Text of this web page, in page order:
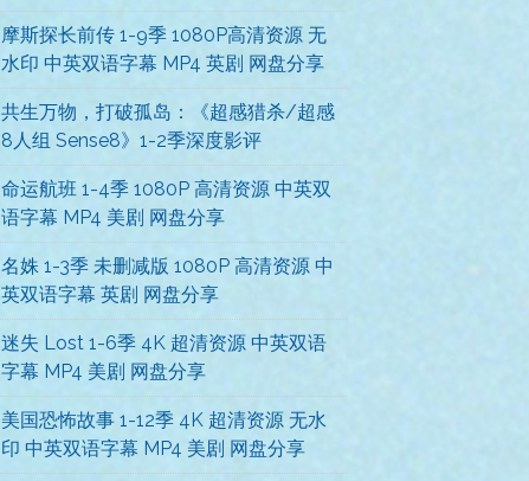
摩斯探长前传 1-9季 1080P高清资源 无
水印 中英双语字幕 MP4 英剧 网盘分享
共生万物，打破孤岛：《超感猎杀/超感
8人组 Sense8》1-2季深度影评
命运航班 1-4季 1080P 高清资源 中英双
语字幕 MP4 美剧 网盘分享
名姝 1-3季 未删减版 1080P 高清资源 中
英双语字幕 英剧 网盘分享
迷失 Lost 1-6季 4K 超清资源 中英双语
字幕 MP4 美剧 网盘分享
美国恐怖故事 1-12季 4K 超清资源 无水
印 中英双语字幕 MP4 美剧 网盘分享